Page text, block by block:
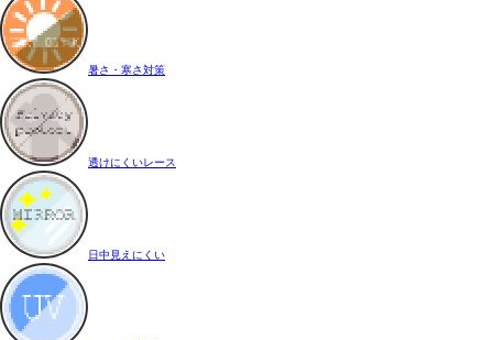
暑さ・寒さ対策
透けにくいレース
日中見えにくい